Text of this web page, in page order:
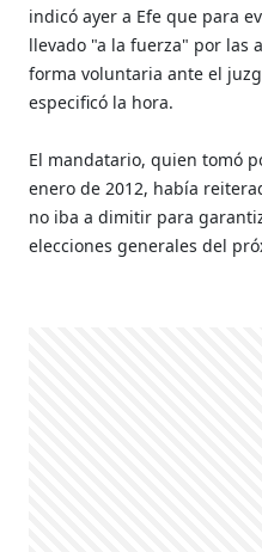
indicó ayer a Efe que para
llevado "a la fuerza" por las
forma voluntaria ante el
especificó la hora.
El mandatario, quien tomó
enero de 2012, había
no iba a dimitir para
elecciones generales del